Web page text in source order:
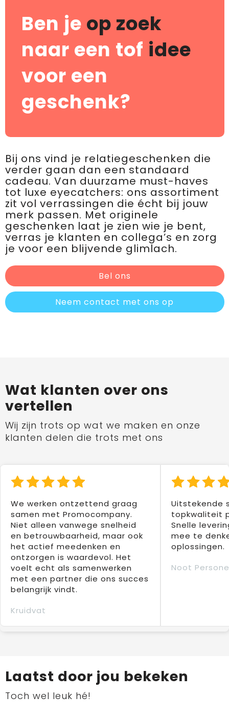
Ben je op zoek
naar een tof idee
voor een
geschenk?
Bij ons vind je relatiegeschenken die
verder gaan dan een standaard
cadeau. Van duurzame must-haves
tot luxe eyecatchers: ons assortiment
zit vol verrassingen die écht bij jouw
merk passen. Met originele
geschenken laat je zien wie je bent,
verras je klanten en collega’s en zorg
je voor een blijvende glimlach.
Bel ons
Neem contact met ons op
Wat klanten over ons
vertellen
Wij zijn trots op wat we maken en onze
klanten delen die trots met ons
We werken ontzettend graag
samen met Promocompany.
Niet alleen vanwege snelheid
en betrouwbaarheid, maar ook
het actief meedenken en
ontzorgen is waardevol. Het
voelt echt als samenwerken
met een partner die ons succes
belangrijk vindt.
Kruidvat
Uitstekende
topkwaliteit
Snelle
mee te
oplossingen.
Noot
Laatst door jou bekeken
Toch wel leuk hé!